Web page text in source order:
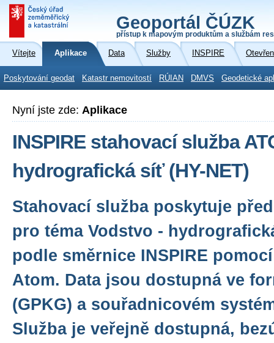
Geoportál ČÚZK
přístup k mapovým produktům a službám
Vítejte Aplikace Data Služby INSPIRE
Poskytování geodat Katastr nemovitostí RÚIAN DMVS Geodetické
Nyní jste zde: Aplikace
INSPIRE stahovací služba
hydrografická síť (HY-NET)
Stahovací služba poskytuje
pro téma Vodstvo -
podle směrnice INSPIRE
Atom. Data jsou dostupná ve
(GPKG) a souřadnicovém
Služba je veřejně dostupná,